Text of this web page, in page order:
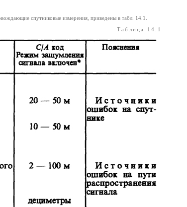
спутниковые измерения, приведены в табл. 14.1.
Таблица 14.1